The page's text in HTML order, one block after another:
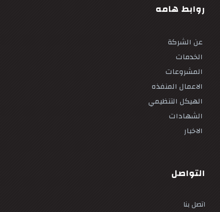
روابط هامه
عن الشركة
الخدمات
المشروعات
الاعمال المنفذه
الهيكل التنظيمي
الشهادات
الاخبار
التواصل
اتصل بنا